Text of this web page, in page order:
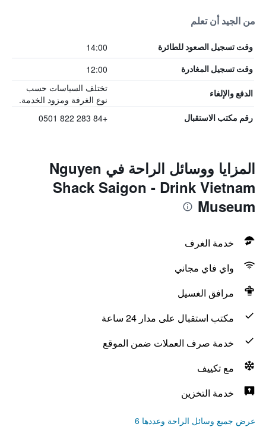
من الجيد أن تعلم
وقت تسجيل الصعود للطائرة 14:00
وقت تسجيل المغادرة 12:00
الدفع والإلغاء
تختلف السياسات حسب
نوع الغرفة ومزود الخدمة.
رقم مكتب الاستقبال +84 283 822 0501
المزايا ووسائل الراحة في Nguyen
Shack Saigon - Drink Vietnam
Museum
خدمة الغرف
واي فاي مجاني
مرافق الغسيل
مكتب استقبال على مدار 24 ساعة
خدمة صرف العملات ضمن الموقع
مع تكييف
خدمة التخزين
عرض جميع وسائل الراحة وعددها 6